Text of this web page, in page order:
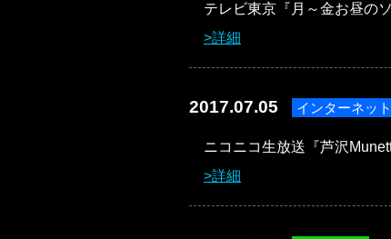
テレビ東京『月～金お昼の
詳細
2017.07.05 インターネット
ニコニコ生放送『芦沢
詳細